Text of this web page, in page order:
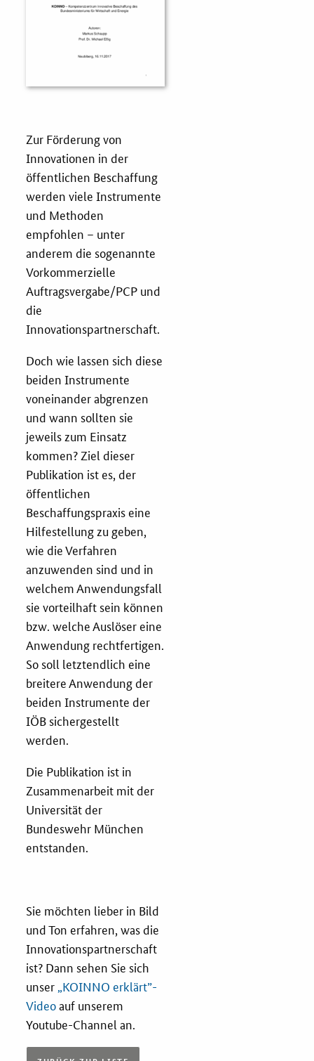
Innovative Beschaffung
Bewertungsmethoden-Lotse
Fristenassistent
KOINNOvationsplatz
LZK-Rechner
Preis-Leistungs-Gewichtungs-Check
Toolbox
Zertifizierung
Startups & innovative KMU
Services
Öffentliche Beschaffung
Toolbox
E-Learning
KOINNOvationsplatz
Praxisbeispiele
Marketing-Guide
Zertifizierung
Innovationspreis
EU-Förderung
Fördermöglichkeiten
Service und Kontakt
Praxisbeispiele
Downloads
Zur Förderung von
Innovationen in der
öffentlichen Beschaffung
werden viele Instrumente
und Methoden
empfohlen – unter
anderem die sogenannte
Vorkommerzielle
Auftragsvergabe/PCP und
die
Innovationspartnerschaft.
Doch wie lassen sich diese
beiden Instrumente
voneinander abgrenzen
und wann sollten sie
jeweils zum Einsatz
kommen? Ziel dieser
Publikation ist es, der
öffentlichen
Beschaffungspraxis eine
Hilfestellung zu geben,
wie die Verfahren
anzuwenden sind und in
welchem Anwendungsfall
sie vorteilhaft sein können
bzw. welche Auslöser eine
Anwendung rechtfertigen.
So soll letztendlich eine
breitere Anwendung der
beiden Instrumente der
IÖB sichergestellt
werden.
Die Publikation ist in
Zusammenarbeit mit der
Universität der
Bundeswehr München
entstanden.
Sie möchten lieber in Bild
und Ton erfahren, was die
Innovationspartnerschaft
ist? Dann sehen Sie sich
unser „KOINNO erklärt”-
Videoauf unserem
Youtube-Channel an.